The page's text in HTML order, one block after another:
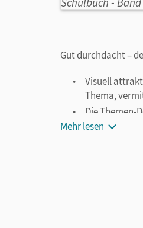
Gut durchdacht –
Visuell
Thema,
Die Themen-
Schüler/-
Mehr lesen